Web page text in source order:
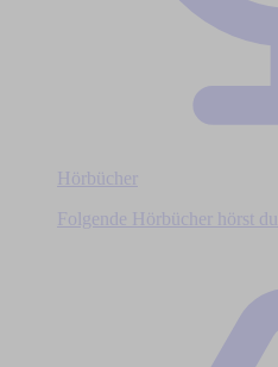
Hörbücher
Folgende Hörbücher hörst